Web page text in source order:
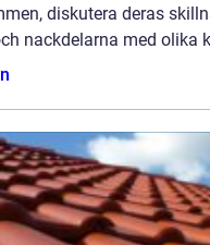
diskutera deras
nackdelarna med olika